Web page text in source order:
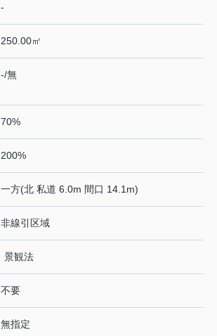
-
250.00㎡
-/無
70%
200%
一方(北 私道 6.0m 間口 14.1m)
非線引区域
景観法
不要
無指定